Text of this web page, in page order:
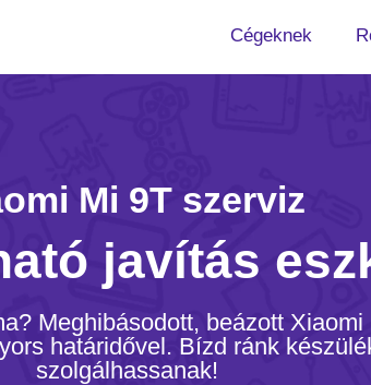
Cégeknek
Mi 9T szerviz
javítás
Meghibásodott, beázott
határidővel. Bízd ránk
szolgálhassanak!